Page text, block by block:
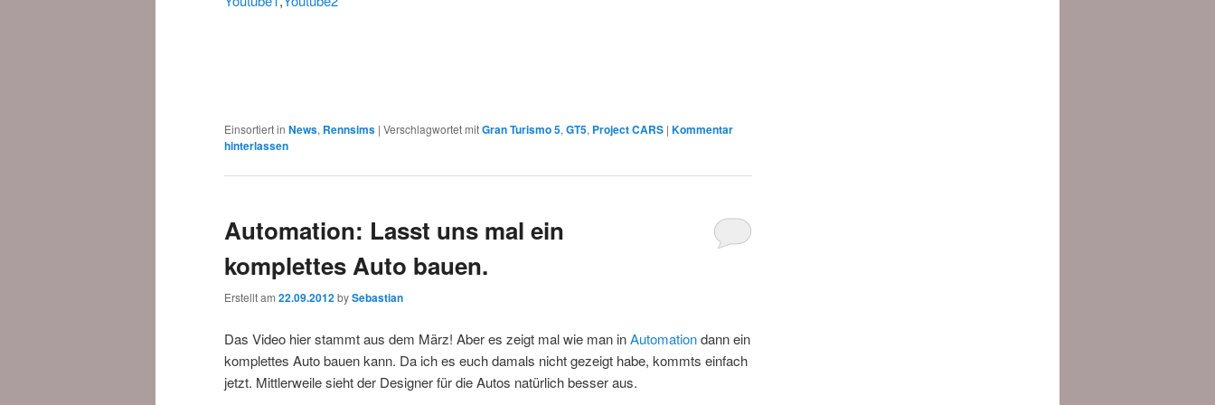
Einsortiert in News, Rennsims | Verschlagwortet mitGran Turismo 5, GT5, Project CARS | Kommentar
hinterlassen
Automation: Lasst uns mal ein
komplettes Auto bauen.
Erstellt am 22.09.2012bySebastian
Das Video hier stammt aus dem März! Aber es zeigt mal wie man inAutomationdann ein
komplettes Auto bauen kann. Da ich es euch damals nicht gezeigt habe, kommts einfach
jetzt. Mittlerweile sieht der Designer für die Autos natürlich besser aus.